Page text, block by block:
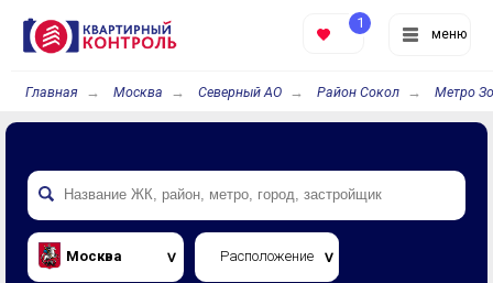
меню
1
Главная Москва Северный АО Район Сокол Метро
Москва Расположение